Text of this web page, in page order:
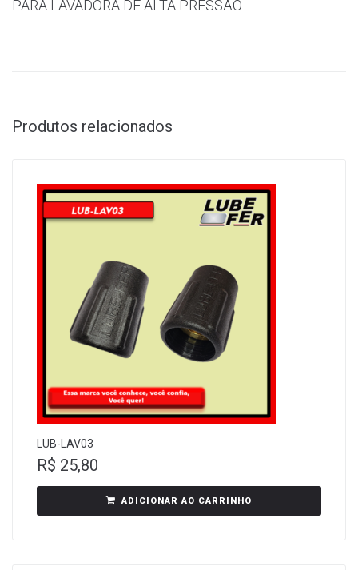
PARA LAVADORA DE ALTA PRESSÃO
Produtos relacionados
LUB-LAV03
R$ 25,80
ADICIONAR AO CARRINHO